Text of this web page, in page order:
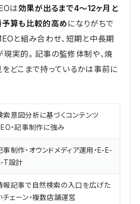
は効果が出るまで4〜12ヶ月と
予算も比較的高め になりがちで
と組み合わせ、短期と中長期
現実的。記事の監修体制や、焼
どこまで持っているかは事前に
索意図分析に基づくコンテンツ
・記事制作に強み
事制作・オウンドメディア運用・E-E-
T設計
報記事で自然検索の入口を広げた
チェーン・複数店舗運営